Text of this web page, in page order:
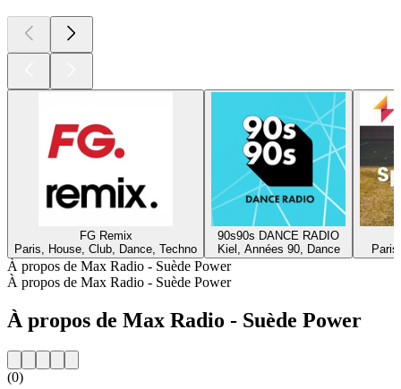
FG Remix
Paris, House, Club, Dance, Techno
90s90s DANCE RADIO
Kiel, Années 90, Dance
À propos de Max Radio - Suède Power
À propos de Max Radio - Suède Power
À propos de Max Radio - Suède Power
(0)